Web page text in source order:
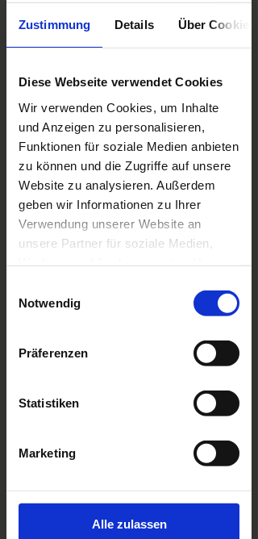
Zustimmung Details Über Cookies
Diese Webseite verwendet Cookies
Wir verwenden Cookies, um Inhalte
und Anzeigen zu personalisieren,
Funktionen für soziale Medien anbieten
zu können und die Zugriffe auf unsere
Website zu analysieren. Außerdem
geben wir Informationen zu Ihrer
Verwendung unserer Website an
unsere Partner für soziale Medien,
möglicherweise mit weiteren Daten
zusammen, die Sie ihnen bereitgestellt
haben oder die sie im Rahmen Ihrer
Nutzung der Dienste gesammelt
Notwendig
Präferenzen
Statistiken
Marketing
Alle zulassen